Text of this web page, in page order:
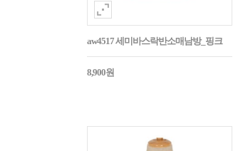
aw4517 세미바스락반소매남방_핑크
8,900원